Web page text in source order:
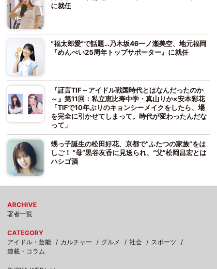
に就任
“福太郎愛”で話題…乃木坂46一ノ瀬美空、地元福岡
『めんべい25周年トップサポーター』に就任
『証言TIF～アイドル戦国時代とはなんだったのか
～』第11回：私立恵比寿中学・真山りか×安本彩花
「TIFで10年ぶりのキョンシーメイクをしたら、場
を完全に引かせてしまって。時代が変わったんだな
って」
甥っ子誕生の松田好花、京都で“ふたつの家族”をは
しご！ “母”黒谷友香に見送られ、“父”松岡昌宏とは
ハシゴ酒
ARCHIVE
著者一覧
CATEGORY
アイドル・芸能
カルチャー グルメ 社会
スポーツ
連載・コラム